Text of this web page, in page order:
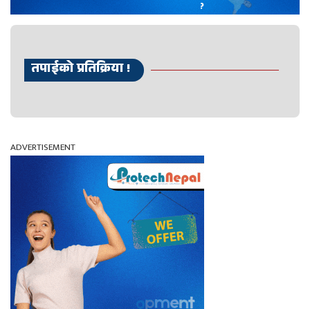
तपाईको प्रतिक्रिया !
ADVERTISEMENT